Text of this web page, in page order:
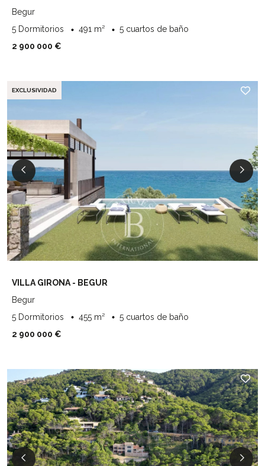
Begur
5 Dormitorios
491 m²
5 cuartos de baño
2 900 000 €
EXCLUSIVIDAD
VILLA GIRONA - BEGUR
Begur
5 Dormitorios
455 m²
5 cuartos de baño
2 900 000 €